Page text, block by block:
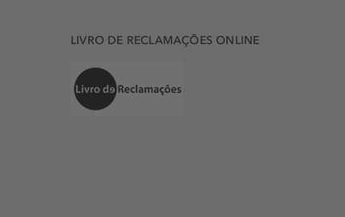
LIVRO DE RECLAMAÇÕES ONLINE